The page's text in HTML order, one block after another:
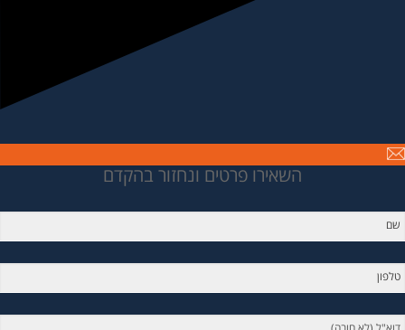
השאירו פרטים ונחזור בהקדם